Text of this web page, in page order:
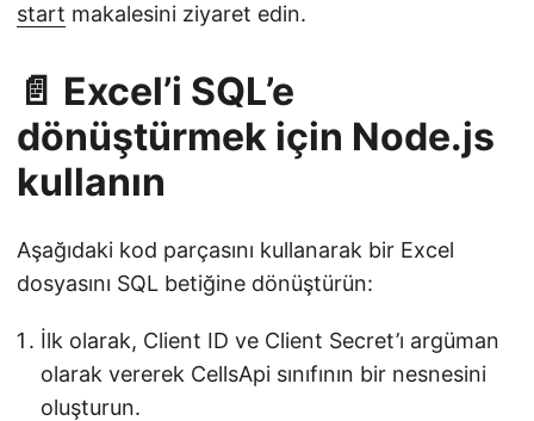
start makalesini ziyaret edin.
📄 Excel’i SQL’e
dönüştürmek için Node.js
kullanın
Aşağıdaki kod parçasını kullanarak bir Excel
dosyasını SQL betiğine dönüştürün:
İlk olarak, Client ID ve Client Secret’ı argüman
olarak vererek CellsApi sınıfının bir nesnesini
oluşturun.